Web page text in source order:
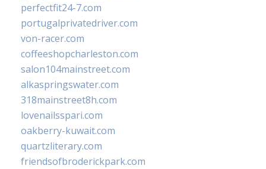
perfectfit24-7.com
portugalprivatedriver.com
von-racer.com
coffeeshopcharleston.com
salon104mainstreet.com
alkaspringswater.com
318mainstreet8h.com
lovenailsspari.com
oakberry-kuwait.com
quartzliterary.com
friendsofbroderickpark.com